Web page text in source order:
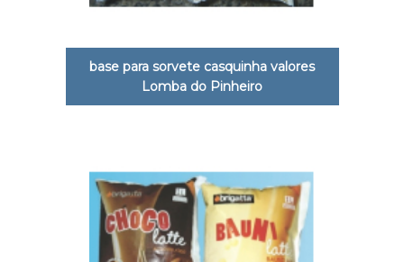
base para sorvete casquinha valores
Lomba do Pinheiro